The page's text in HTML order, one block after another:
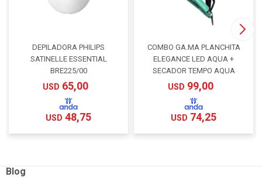
DEPILADORA PHILIPS
SATINELLE ESSENTIAL
BRE225/00
USD 65,00
USD 48,75
COMBO GA.MA PLANCHITA
ELEGANCE LED AQUA +
SECADOR TEMPO AQUA
USD 99,00
USD 74,25
Blog